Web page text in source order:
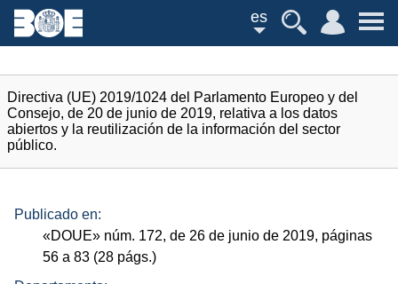
es
Directiva (UE) 2019/1024 del Parlamento Europeo y del
Consejo, de 20 de junio de 2019, relativa a los datos
abiertos y la reutilización de la información del sector
público.
Publicado en:
«DOUE» núm. 172, de 26 de junio de 2019, páginas
56 a 83 (28 págs.)